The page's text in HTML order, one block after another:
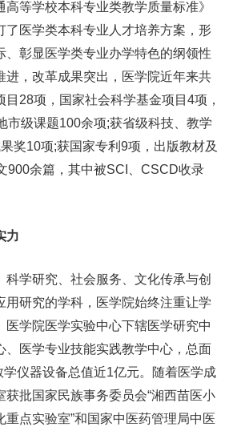
等学校本科专业类教学质量标准》
了医学类本科专业人才培养方案，形
、彰显医学类专业办学特色的纲领性
进，改革成果突出，医学院近年来共
28项，国家社会科学基金项目4项，
市级课题100余项;获省级科技、教学
奖10项;获国家专利9项，出版教材及
900余篇，其中被SCI、CSCD收录
力
科学研究、社会服务、文化传承与创
用研究的学科，医学院始终注重让学
医学院医学实验中心下辖医学研究中
、医学专业技能实践教学中心，总面
仪器设备总值近1亿元。随着医学成
获批国家民族事务委员会“湘西苗医小
重点实验室”和国家中医药管理局中医